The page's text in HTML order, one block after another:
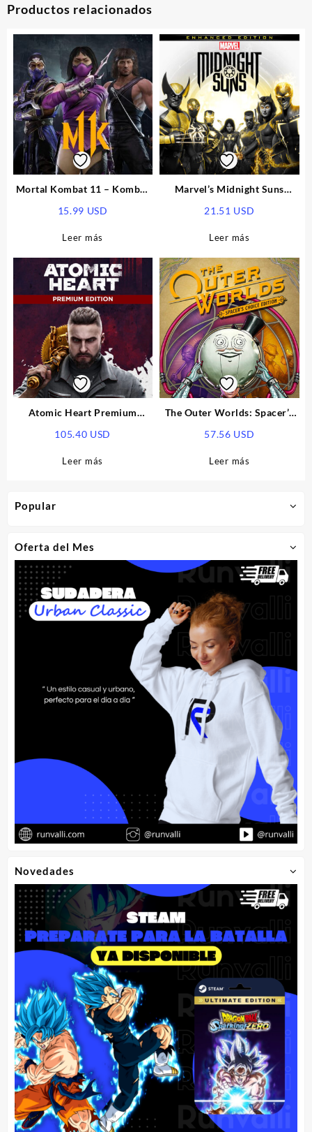
Popular
Oferta del Mes
Novedades
Productos relacionados
Mortal Kombat 11 – Kombat
X|S CD Key
15.99 USD
Leer más
Marvel’s Midnight Suns
Series X|S CD Key
21.51 USD
Leer más
Atomic Heart Premium
Series X|S CD Key
105.40 USD
Leer más
The Outer Worlds: Spacer’s
Series X|S CD Key
57.56 USD
Leer más